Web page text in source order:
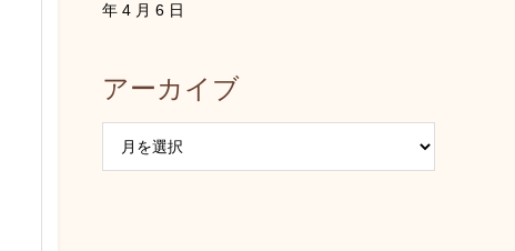
年 4 月 6 日
アーカイブ